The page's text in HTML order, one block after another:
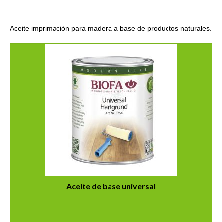
Política de envíos y devoluciones
Aceite imprimación para madera a base de productos naturales.
Aceite de base universal